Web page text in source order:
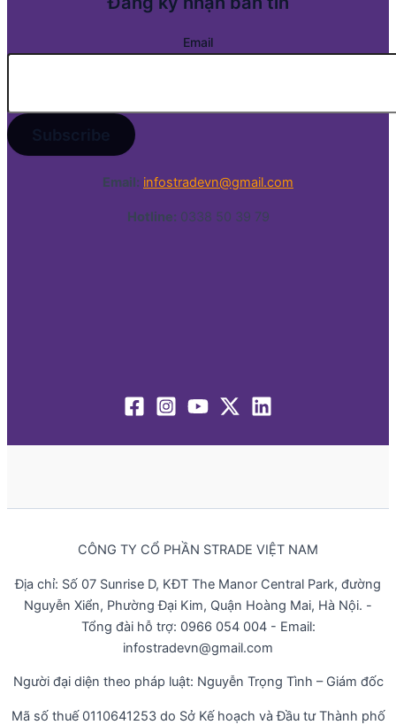
Email
Email: infostradevn@gmail.com
Hotline: 0338 50 39 79
CÔNG TY CỔ PHẦN STRADE VIỆT NAM
Địa chỉ: Số 07 Sunrise D, KĐT The Manor Central Park, đường
Nguyễn Xiển, Phường Đại Kim, Quận Hoàng Mai, Hà Nội. -
Tổng đài hỗ trợ: 0966 054 004 - Email:
infostradevn@gmail.com
Người đại diện theo pháp luật: Nguyễn Trọng Tình – Giám đốc
Mã số thuế 0110641253 do Sở Kế hoạch và Đầu tư Thành phố